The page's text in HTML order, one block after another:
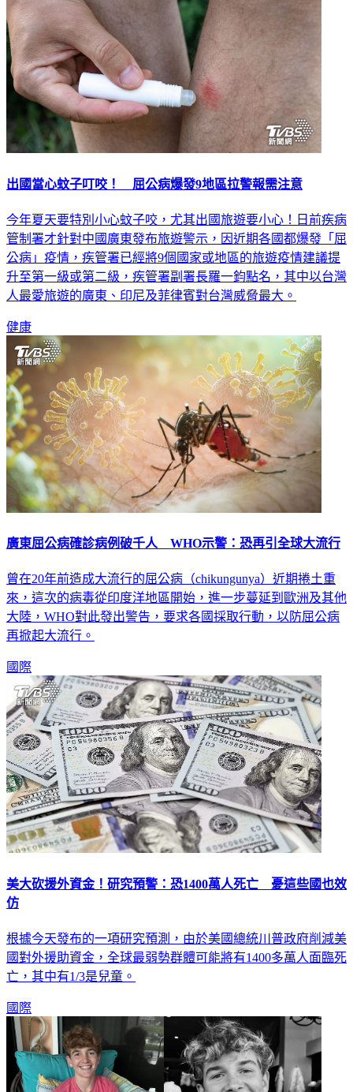
出國當心蚊子叮咬！ 屈公病爆發9地區拉警報需注意
今年夏天要特別小心蚊子咬，尤其出國旅遊要小心！日前疾病
管制署才針對中國廣東發布旅遊警示，因近期各國都爆發「屈
公病」疫情，疾管署已經將9個國家或地區的旅遊疫情建議提
升至第一級或第二級，疾管署副署長羅一鈞點名，其中以台灣
人最愛旅遊的廣東、印尼及菲律賓對台灣威脅最大。
健康
廣東屈公病確診病例破千人 WHO示警：恐再引全球大流行
曾在20年前造成大流行的屈公病（chikungunya）近期捲土重
來，這次的病毒從印度洋地區開始，進一步蔓延到歐洲及其他
大陸，WHO對此發出警告，要求各國採取行動，以防屈公病
再掀起大流行。
國際
美大砍援外資金！研究預警：恐1400萬人死亡 憂這些國也效
仿
根據今天發布的一項研究預測，由於美國總統川普政府削減美
國對外援助資金，全球最弱勢群體可能將有1400多萬人面臨死
亡，其中有1/3是兒童。
國際